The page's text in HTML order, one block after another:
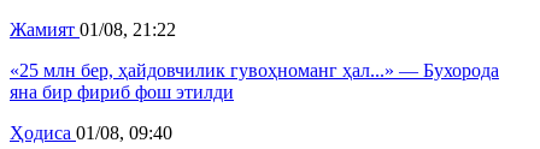
Жамият 01/08, 21:22
«25 млн бер, ҳайдовчилик гувоҳноманг ҳал...» — Бухорода
яна бир фириб фош этилди
Ҳодиса 01/08, 09:40